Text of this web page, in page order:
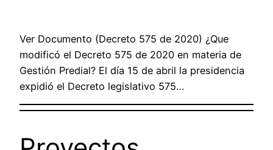
Ver Documento (Decreto 575 de 2020) ¿Que
modificó el Decreto 575 de 2020 en materia de
Gestión Predial? El día 15 de abril la presidencia
expidió el Decreto legislativo 575…